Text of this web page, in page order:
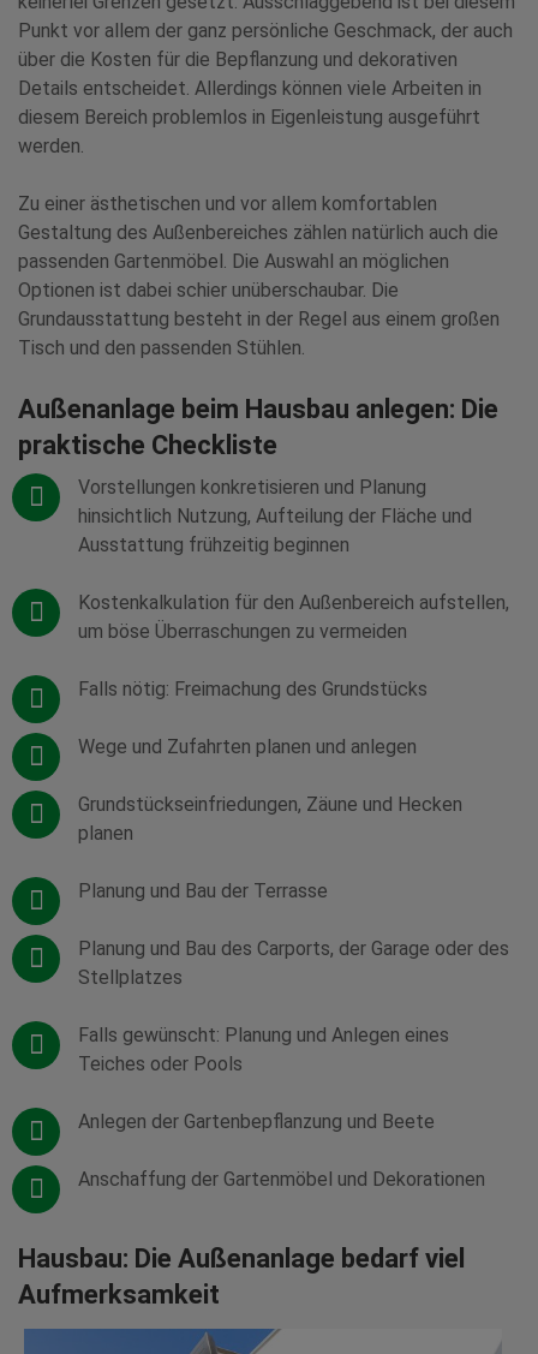
Punkt vor allem der ganz persönliche Geschmack, der auch
über die Kosten für die Bepflanzung und dekorativen
Details entscheidet. Allerdings können viele Arbeiten in
diesem Bereich problemlos in Eigenleistung ausgeführt
werden.
Zu einer ästhetischen und vor allem komfortablen
Gestaltung des Außenbereiches zählen natürlich auch die
passenden Gartenmöbel. Die Auswahl an möglichen
Optionen ist dabei schier unüberschaubar. Die
Grundausstattung besteht in der Regel aus einem großen
Tisch und den passenden Stühlen.
Außenanlage beim Hausbau anlegen: Die
praktische Checkliste
Vorstellungen konkretisieren und Planung
hinsichtlich Nutzung, Aufteilung der Fläche und
Ausstattung frühzeitig beginnen
Kostenkalkulation für den Außenbereich aufstellen,
um böse Überraschungen zu vermeiden
Falls nötig: Freimachung des Grundstücks
Wege und Zufahrten planen und anlegen
Grundstückseinfriedungen, Zäune und Hecken
planen
Planung und Bau der Terrasse
Planung und Bau des Carports, der Garage oder des
Stellplatzes
Falls gewünscht: Planung und Anlegen eines
Teiches oder Pools
Anlegen der Gartenbepflanzung und Beete
Anschaffung der Gartenmöbel und Dekorationen
Hausbau: Die Außenanlage bedarf viel
Aufmerksamkeit